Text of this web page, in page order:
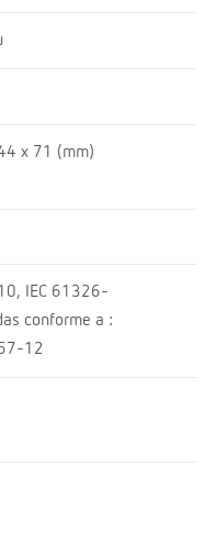
x 71 (mm)
IEC 61326-
conforme a :
12